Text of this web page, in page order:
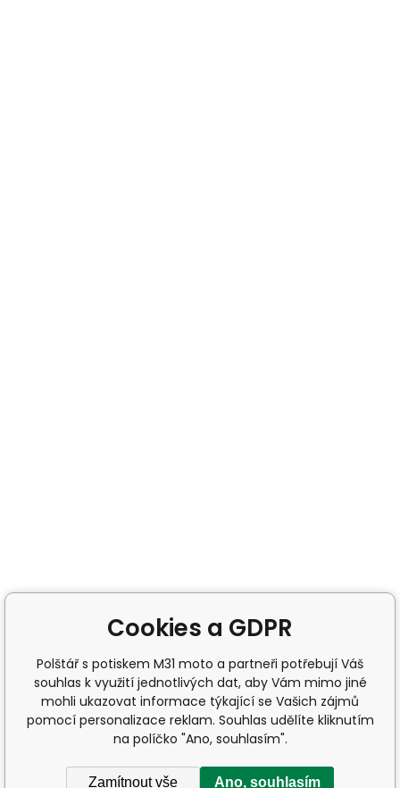
Cookies a GDPR
Polštář s potiskem M31 moto a partneři potřebují Váš
souhlas k využití jednotlivých dat, aby Vám mimo jiné
mohli ukazovat informace týkající se Vašich zájmů
pomocí personalizace reklam. Souhlas udělíte kliknutím
na políčko "Ano, souhlasím".
Zamítnout vše Ano, souhlasím